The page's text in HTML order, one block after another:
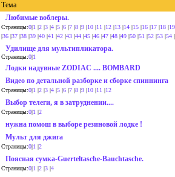
Тема
Любимые воблеры.
Страницы:0|1 |2 |3 |4 |5 |6 |7 |8 |9 |10 |11 |12 |13 |14 |15 |16 |17 |18 |19
|36 |37 |38 |39 |40 |41 |42 |43 |44 |45 |46 |47 |48 |49 |50 |51 |52 |53 |54 |
Удилище для мультипликатора.
Страницы:0|1
Лодки надувные ZODIAC .... BOMBARD
Видео по детальной разборке и сборке спиннинга
Страницы:0|1 |2 |3 |4 |5 |6 |7 |8 |9 |10 |11 |12
Выбор телеги, я в затруднении....
Страницы:0|1 |2
нужна помош в выборе резиновой лодке !
Мульт для джига
Страницы:0|1 |2
Поясная сумка-Guerteltasche-Bauchtasche.
Страницы:0|1 |2 |3 |4